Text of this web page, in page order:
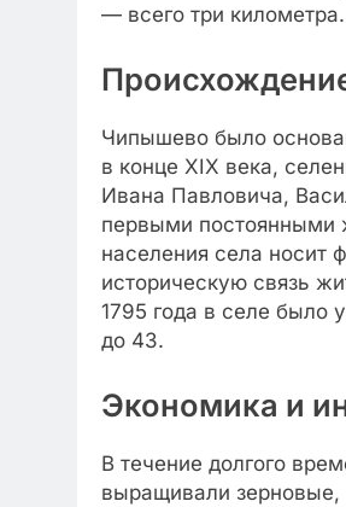
— всего три километра.
Чипышево было
в конце XIX века,
Ивана Павловича,
первыми постоянными
населения села
историческую связь
1795 года в селе было
до 43.
Экономика и
В течение долгого
выращивали зерновые,